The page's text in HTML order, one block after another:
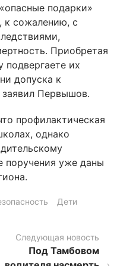
подарки»
к сожалению, с
Приобретая
подвергаете их
допуска к
Первышов.
профилактическая
однако
поручения уже даны
Дети
Следующая новость
Под Тамбовом